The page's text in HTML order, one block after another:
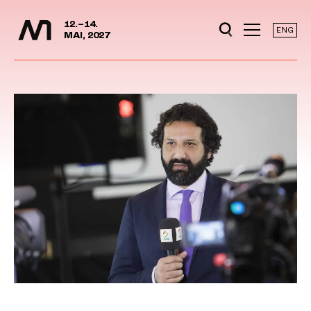
Hopp til hovedinnhold
12.–14.
MAI, 2027
ENG